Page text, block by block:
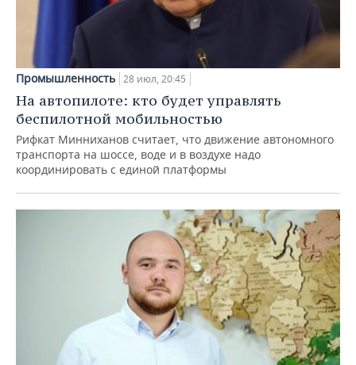
Промышленность 28 июл, 20:45
На автопилоте: кто будет управлять
беспилотной мобильностью
Рифкат Минниханов считает, что движение автономного
транспорта на шоссе, воде и в воздухе надо
координировать с единой платформы